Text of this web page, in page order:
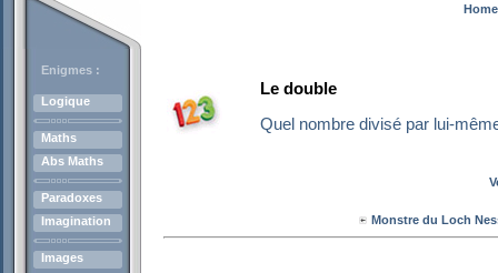
Home
Enigmes :
Logique
Maths
Abs Maths
Paradoxes
Imagination
Images
Le double
Quel nombre divisé par lui-
Monstre du Loch